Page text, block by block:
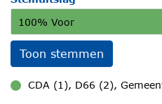
100% Voor
Toon stemmen
CDA (1), D66 (2),